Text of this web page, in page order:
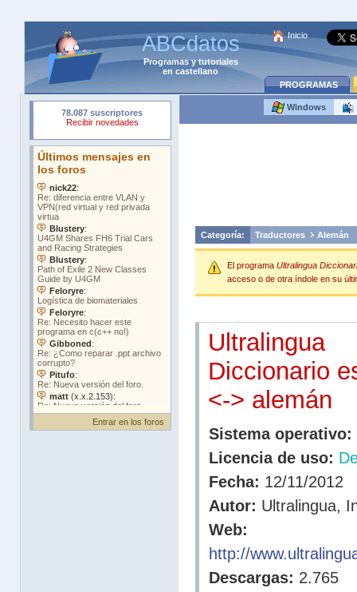
ABCdatos
Programasytutoriales
en castellano
Inicio
PROGRAMAS
Entrar en los foros
Windows
Categoría: Traductores Alemán
El programa Ultralingua
acceso o de otra índole en su
Ultralingua
Diccionario
<-> alemán
Sistema operativo:
Licencia de uso:
Fecha: 12/11/2012
Autor: Ultralingua,
Web:
http://
Descargas: 2.765